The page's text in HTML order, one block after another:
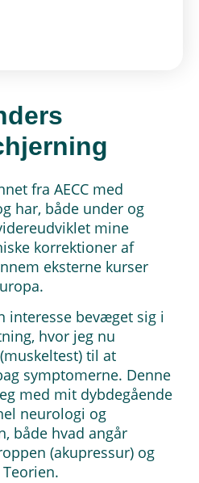
fra AECC med
har, både under og
mine
korrektioner af
eksterne kurser
interesse bevæget sig i
hvor jeg nu
til at
symptomerne. Denne
med mit dybdegående
neurologi og
både hvad angår
(akupressur) og